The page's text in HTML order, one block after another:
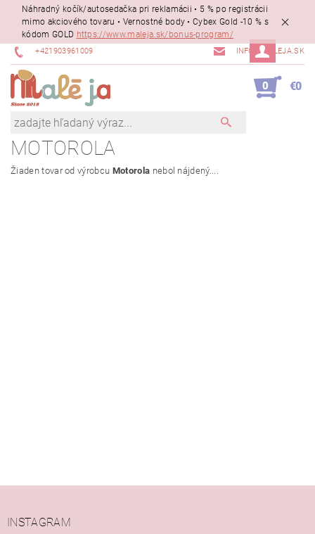
Náhradný kočík/autosedačka pri reklamácii • 5 % po registrácii
mimo akciového tovaru • Vernostné body • Cybex Gold -10 % s
kódom GOLD https://www.maleja.sk/bonus-program/
+421903961009 INFO@MALEJA.SK
0 €0
MOTOROLA
Žiaden tovar od výrobcu Motorola nebol nájdený....
INSTAGRAM